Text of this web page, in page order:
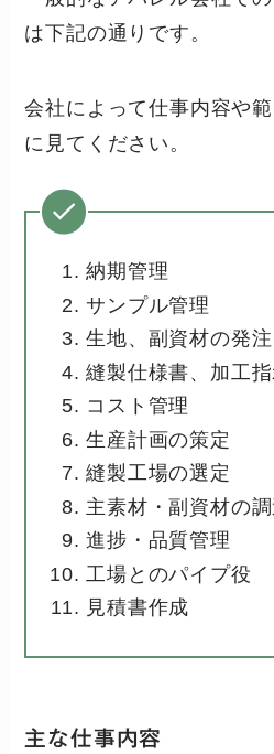
は下記の通りです。
会社によって仕事内容や
に見てください。
納期管理
サンプル管理
生地、副資材の発注
縫製仕様書、加工
コスト管理
生産計画の策定
縫製工場の選定
主素材・副資材の調
進捗・品質管理
工場とのパイプ役
見積書作成
主な仕事内容